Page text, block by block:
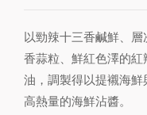
以勁辣十三香鹹鮮、
香蒜粒、鮮紅色澤的
油，調製得以提襯海
高熱量的海鮮沾醬。
2人份